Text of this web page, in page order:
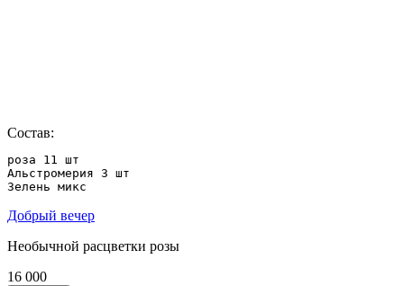
Состав:
роза 11 шт
Альстромерия 3 шт
Зелень микс
Добрый вечер
Необычной расцветки розы
16 000